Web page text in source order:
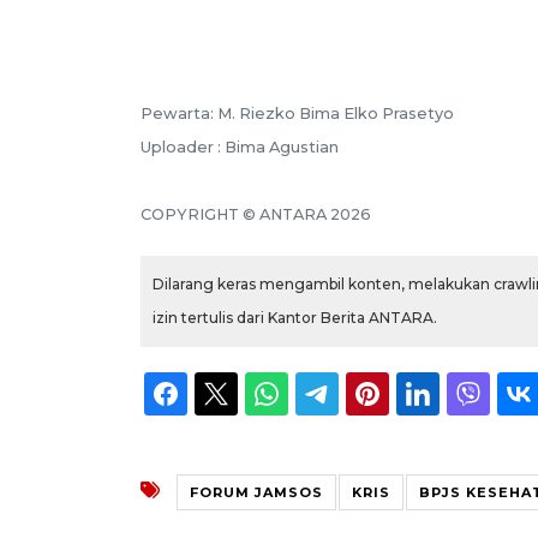
Pewarta: M. Riezko Bima Elko Prasetyo
Uploader : Bima Agustian
COPYRIGHT © ANTARA 2026
Dilarang keras mengambil konten, melakukan
izin tertulis dari Kantor Berita ANTARA.
FORUM JAMSOS KRIS BPJS